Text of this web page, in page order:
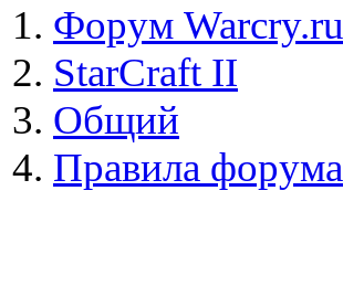
Форум Warcry.ru
StarCraft II
Общий
Правила форума